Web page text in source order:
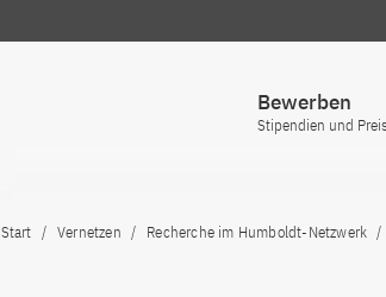
Bewerben
Stipendien und
Start Vernetzen Recherche im Humboldt-Netzwerk